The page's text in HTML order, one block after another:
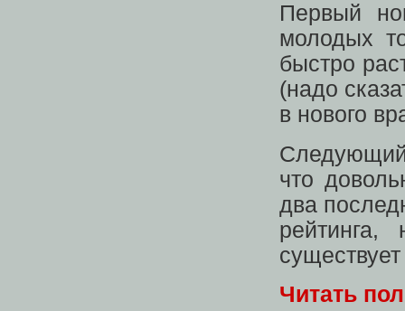
Первый
молодых
быстро
(надо
в нового
что
два
Читать